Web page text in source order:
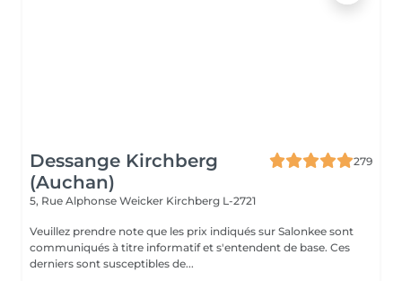
Dessange Kirchberg
(Auchan)
279
5, Rue Alphonse Weicker Kirchberg L-2721
Veuillez prendre note que les prix indiqués sur Salonkee sont
communiqués à titre informatif et s'entendent de base. Ces
derniers sont susceptibles de...